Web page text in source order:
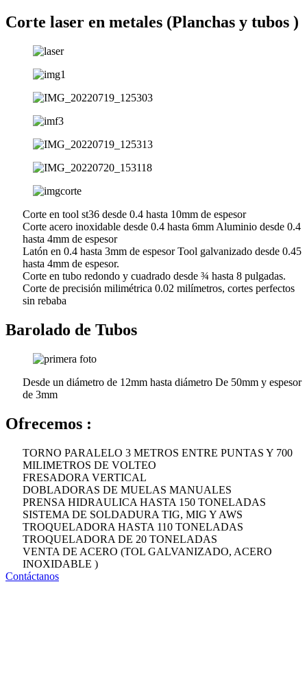
Corte laser en metales (Planchas y tubos )
Corte en tool st36 desde 0.4 hasta 10mm de espesor
Corte acero inoxidable desde 0.4 hasta 6mm Aluminio desde 0.4
hasta 4mm de espesor
Latón en 0.4 hasta 3mm de espesor Tool galvanizado desde 0.45
hasta 4mm de espesor.
Corte en tubo redondo y cuadrado desde ¾ hasta 8 pulgadas.
Corte de precisión milimétrica 0.02 milímetros, cortes perfectos
sin rebaba
Barolado de Tubos
Desde un diámetro de 12mm hasta diámetro De 50mm y espesor
de 3mm
Ofrecemos :
TORNO PARALELO 3 METROS ENTRE PUNTAS Y 700
MILIMETROS DE VOLTEO
FRESADORA VERTICAL
DOBLADORAS DE MUELAS MANUALES
PRENSA HIDRAULICA HASTA 150 TONELADAS
SISTEMA DE SOLDADURA TIG, MIG Y AWS
TROQUELADORA HASTA 110 TONELADAS
TROQUELADORA DE 20 TONELADAS
VENTA DE ACERO (TOL GALVANIZADO, ACERO
INOXIDABLE )
Contáctanos